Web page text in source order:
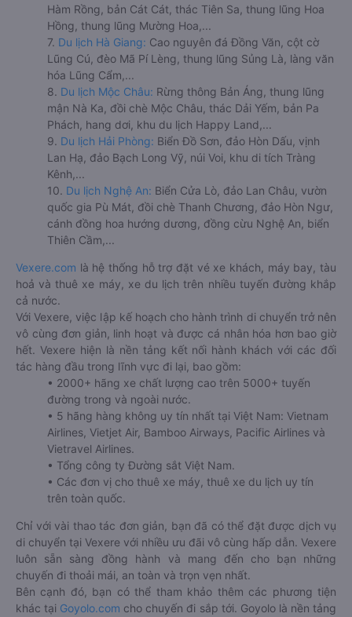
Hàm Rồng, bản Cát Cát, thác Tiên Sa, thung lũng Hoa
Hồng, thung lũng Mường Hoa,...
7. Du lịch Hà Giang: Cao nguyên đá Đồng Văn, cột cờ
Lũng Cú, đèo Mã Pí Lèng, thung lũng Sủng Là, làng văn
hóa Lũng Cẩm,...
8. Du lịch Mộc Châu: Rừng thông Bản Áng, thung lũng
mận Nà Ka, đồi chè Mộc Châu, thác Dải Yếm, bản Pa
Phách, hang dơi, khu du lịch Happy Land,...
9. Du lịch Hải Phòng: Biển Đồ Sơn, đảo Hòn Dấu, vịnh
Lan Hạ, đảo Bạch Long Vỹ, núi Voi, khu di tích Tràng
Kênh,...
10. Du lịch Nghệ An: Biển Cửa Lò, đảo Lan Châu, vườn
quốc gia Pù Mát, đồi chè Thanh Chương, đảo Hòn Ngư,
cánh đồng hoa hướng dương, đồng cừu Nghệ An, biển
Thiên Cầm,...
Vexere.com là hệ thống hỗ trợ đặt vé xe khách, máy bay, tàu
hoả và thuê xe máy, xe du lịch trên nhiều tuyến đường khắp
cả nước.
Với Vexere, việc lập kế hoạch cho hành trình di chuyển trở nên
vô cùng đơn giản, linh hoạt và được cá nhân hóa hơn bao giờ
hết. Vexere hiện là nền tảng kết nối hành khách với các đối
tác hàng đầu trong lĩnh vực đi lại, bao gồm:
• 2000+ hãng xe chất lượng cao trên 5000+ tuyến
đường trong và ngoài nước.
• 5 hãng hàng không uy tín nhất tại Việt Nam: Vietnam
Airlines, Vietjet Air, Bamboo Airways, Pacific Airlines và
Vietravel Airlines.
• Tổng công ty Đường sắt Việt Nam.
• Các đơn vị cho thuê xe máy, thuê xe du lịch uy tín
trên toàn quốc.
Chỉ với vài thao tác đơn giản, bạn đã có thể đặt được dịch vụ
di chuyển tại Vexere với nhiều ưu đãi vô cùng hấp dẫn. Vexere
luôn sẵn sàng đồng hành và mang đến cho bạn những
chuyến đi thoải mái, an toàn và trọn vẹn nhất.
Bên cạnh đó, bạn có thể tham khảo thêm các phương tiện
khác tại Goyolo.com cho chuyến đi sắp tới. Goyolo là nền tảng